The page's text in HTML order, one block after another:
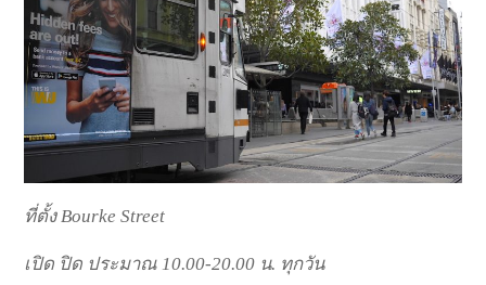
ที่ตั้ง Bourke Street
เปิด ปิด ประมาณ 10.00-20.00 น. ทุกวัน